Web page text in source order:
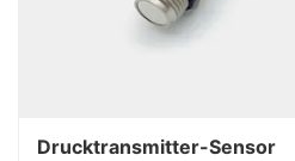
Drucktransmitter-Sensor